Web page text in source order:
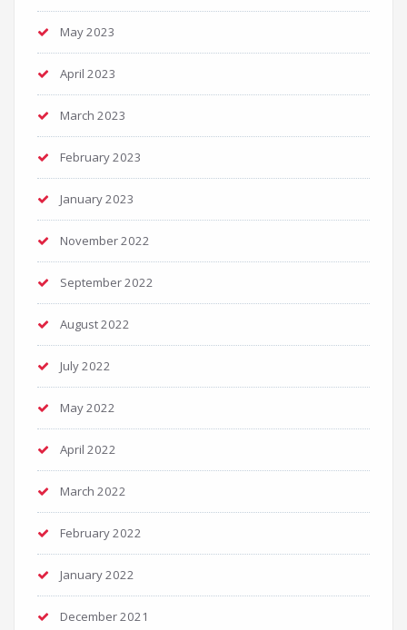
May 2023
April 2023
March 2023
February 2023
January 2023
November 2022
September 2022
August 2022
July 2022
May 2022
April 2022
March 2022
February 2022
January 2022
December 2021